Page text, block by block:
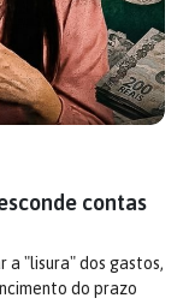
contas
a "lisura" dos gastos,
do prazo